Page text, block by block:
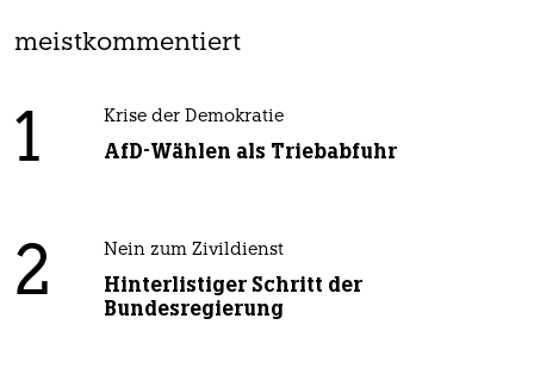
meistkommentiert
1 Krise der Demokratie
AfD-Wählen als Triebabfuhr
2 Nein zum Zivildienst
Hinterlistiger Schritt der
Bundesregierung